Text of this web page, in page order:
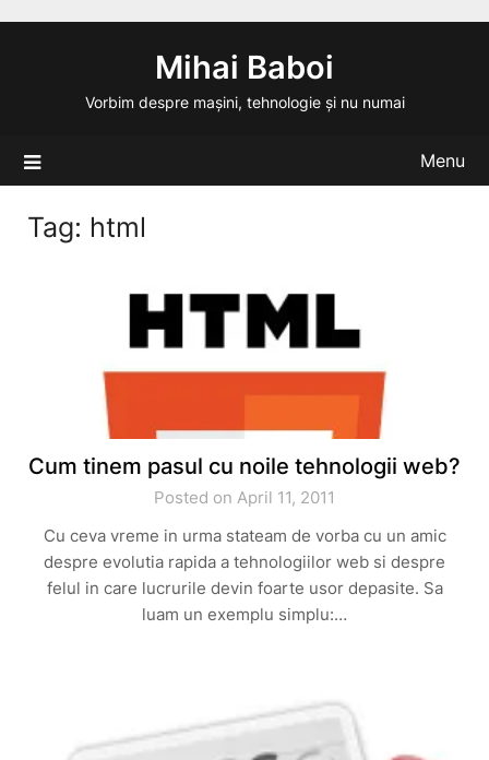
Mihai Baboi
Vorbim despre mașini, tehnologie și nu numai
Menu
Tag: html
Cum tinem pasul cu noile tehnologii web?
Posted on April 11, 2011
Cu ceva vreme in urma stateam de vorba cu un amic
despre evolutia rapida a tehnologiilor web si despre
felul in care lucrurile devin foarte usor depasite. Sa
luam un exemplu simplu:…